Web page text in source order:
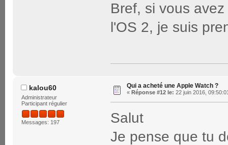
Bref, si vous
l'OS 2, je suis
kalou60
Administrateur
Participant régulier
Messages: 197
Qui a acheté une Apple Watch ?
« Réponse #12 le: 22 juin 2016,
Salut
Je pense que tu